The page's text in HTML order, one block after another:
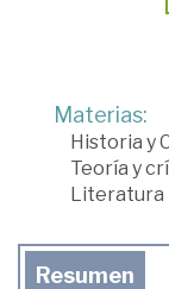
Materias:
Historia y
Teoría y
Literatura
Resumen